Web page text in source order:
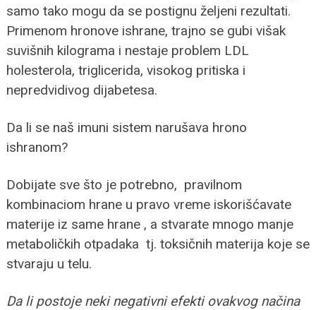
samo tako mogu da se postignu željeni rezultati.
Primenom hronove ishrane, trajno se gubi višak
suvišnih kilograma i nestaje problem LDL
holesterola, triglicerida, visokog pritiska i
nepredvidivog dijabetesa.
Da li se naš imuni sistem narušava hrono
ishranom?
Dobijate sve što je potrebno, pravilnom
kombinaciom hrane u pravo vreme iskorišćavate
materije iz same hrane , a stvarate mnogo manje
metaboličkih otpadaka tj. toksičnih materija koje se
stvaraju u telu.
Da li postoje neki negativni efekti ovakvog načina